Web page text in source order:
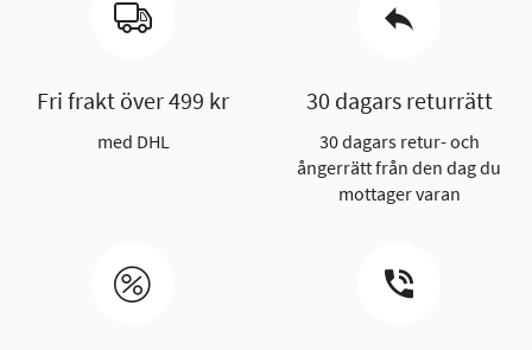
Fri frakt över 499 kr
med DHL
30 dagars returrätt
30 dagars retur- och
ångerrätt från den dag du
mottager varan